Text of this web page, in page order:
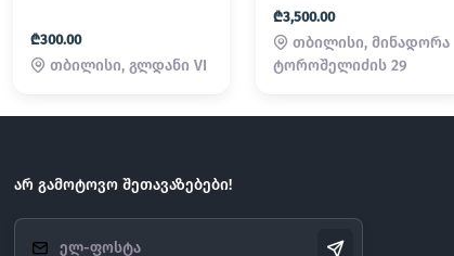
₾300.00
თბილისი, გლდანი VI
₾3,500.00
თბილისი, მინადორა
ტოროშელიძის 29
არ გამოტოვო შეთავაზებები!